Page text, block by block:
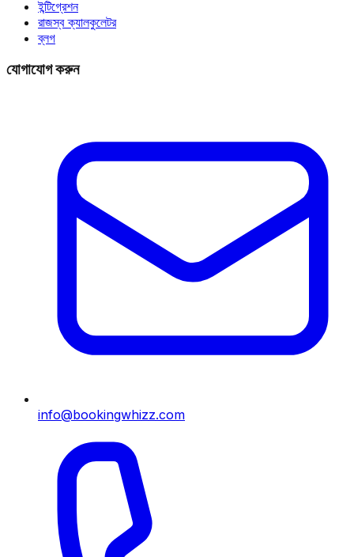
ইন্টিগ্রেশন
রাজস্ব ক্যালকুলেটর
ব্লগ
যোগাযোগ করুন
info@bookingwhizz.com